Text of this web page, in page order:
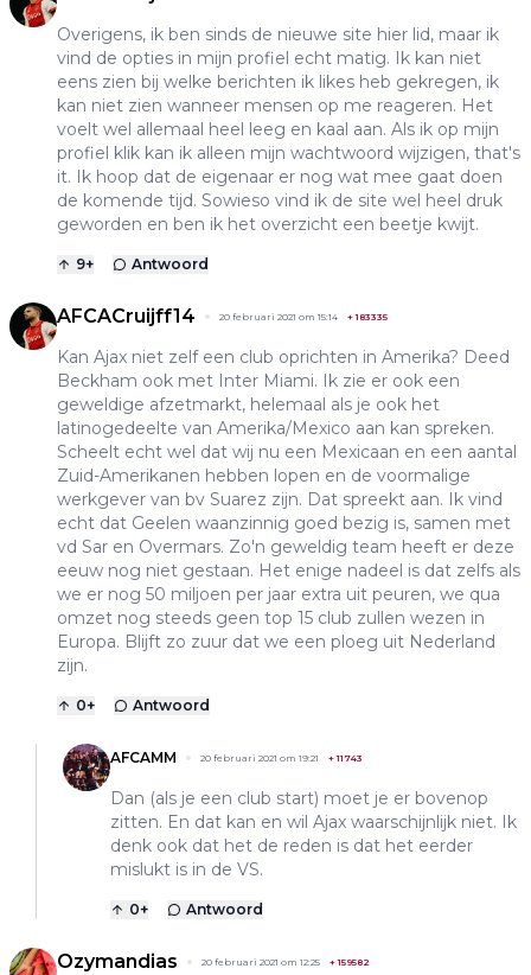
Overigens, ik ben sinds de nieuwe site hier lid, maar ik
vind de opties in mijn profiel echt matig. Ik kan niet
eens zien bij welke berichten ik likes heb gekregen, ik
kan niet zien wanneer mensen op me reageren. Het
voelt wel allemaal heel leeg en kaal aan. Als ik op mijn
profiel klik kan ik alleen mijn wachtwoord wijzigen, that's
it. Ik hoop dat de eigenaar er nog wat mee gaat doen
de komende tijd. Sowieso vind ik de site wel heel druk
geworden en ben ik het overzicht een beetje kwijt.
9+ Antwoord
AFCACruijff14 20 februari 2021 om 15:14 +183335
Kan Ajax niet zelf een club oprichten in Amerika? Deed
Beckham ook met Inter Miami. Ik zie er ook een
geweldige afzetmarkt, helemaal als je ook het
latinogedeelte van Amerika/Mexico aan kan spreken.
Scheelt echt wel dat wij nu een Mexicaan en een aantal
Zuid-Amerikanen hebben lopen en de voormalige
werkgever van bv Suarez zijn. Dat spreekt aan. Ik vind
echt dat Geelen waanzinnig goed bezig is, samen met
vd Sar en Overmars. Zo'n geweldig team heeft er deze
eeuw nog niet gestaan. Het enige nadeel is dat zelfs als
we er nog 50 miljoen per jaar extra uit peuren, we qua
omzet nog steeds geen top 15 club zullen wezen in
Europa. Blijft zo zuur dat we een ploeg uit Nederland
zijn.
0+ Antwoord
AFCAMM 20 februari 2021 om 19:21 +11743
Dan (als je een club start) moet je er bovenop
zitten. En dat kan en wil Ajax waarschijnlijk niet. Ik
denk ook dat het de reden is dat het eerder
mislukt is in de VS.
0+ Antwoord
Ozymandias 20 februari 2021 om 12:25 +159582